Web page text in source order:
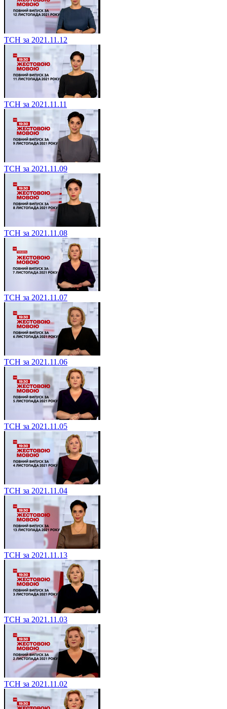
ТСН за 2021.11.12
ТСН за 2021.11.11
ТСН за 2021.11.09
ТСН за 2021.11.08
ТСН за 2021.11.07
ТСН за 2021.11.06
ТСН за 2021.11.05
ТСН за 2021.11.04
ТСН за 2021.11.13
ТСН за 2021.11.03
ТСН за 2021.11.02